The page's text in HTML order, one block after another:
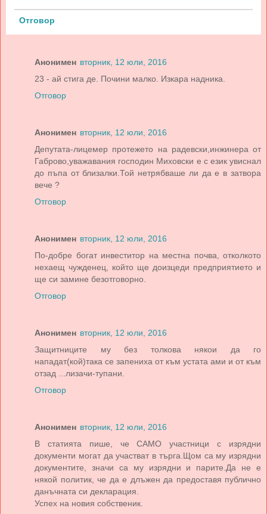
Отговор
Анонимен вторник, 12 юли, 2016
23 - ай стига де. Почини малко. Изкара надника.
Отговор
Анонимен вторник, 12 юли, 2016
Депутата-лицемер протежето на радевски,инжинера от
Габрово,уважавания господин Миховски е с език увиснал
до пъпа от близалки.Той нетрябваше ли да е в затвора
вече ?
Отговор
Анонимен вторник, 12 юли, 2016
По-добре богат инвеститор на местна почва, отколкото
нехаещ чужденец, който ще доизцеди предприятието и
ще си замине безотговорно.
Отговор
Анонимен вторник, 12 юли, 2016
Защитниците му без толкова някои да го
нападат(кой)така се запениха от към устата ами и от към
отзад ...лизачи-тупани.
Отговор
Анонимен вторник, 12 юли, 2016
В статията пише, че САМО участници с изрядни
документи могат да участват в търга.Щом са му изрядни
документите, значи са му изрядни и парите.Да не е
някой политик, че да е длъжен да предоставя публично
данъчната си декларация.
Успех на новия собственик.